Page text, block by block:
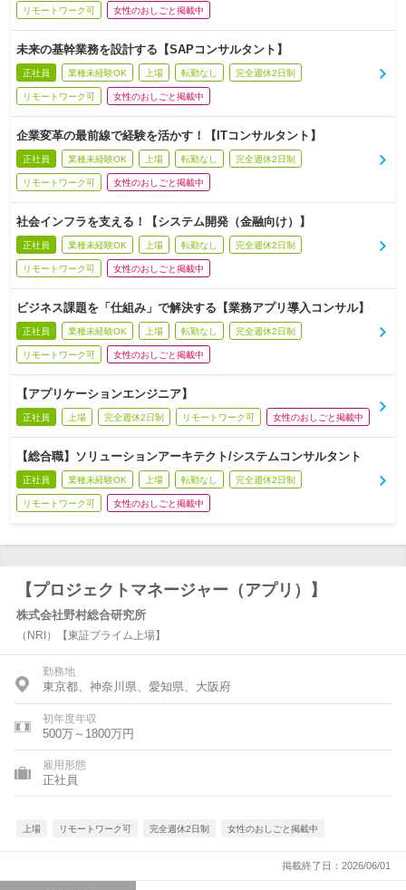
リモートワーク可 女性のおしごと掲載中
未来の基幹業務を設計する【SAPコンサルタント】
正社員 業種未経験OK 上場 転勤なし 完全週休2日制
リモートワーク可 女性のおしごと掲載中
企業変革の最前線で経験を活かす！【ITコンサルタント】
正社員 業種未経験OK 上場 転勤なし 完全週休2日制
リモートワーク可 女性のおしごと掲載中
社会インフラを支える！【システム開発（金融向け）】
正社員 業種未経験OK 上場 転勤なし 完全週休2日制
リモートワーク可 女性のおしごと掲載中
ビジネス課題を「仕組み」で解決する【業務アプリ導入コンサル】
正社員 業種未経験OK 上場 転勤なし 完全週休2日制
リモートワーク可 女性のおしごと掲載中
【アプリケーションエンジニア】
正社員 上場 完全週休2日制 リモートワーク可 女性のおしごと掲載中
【総合職】ソリューションアーキテクト/システムコンサルタント
正社員 業種未経験OK 上場 転勤なし 完全週休2日制
リモートワーク可 女性のおしごと掲載中
【プロジェクトマネージャー（アプリ）】
株式会社野村総合研究所
（NRI）【東証プライム上場】
勤務地
東京都、神奈川県、愛知県、大阪府
初年度年収
500万～1800万円
雇用形態
正社員
上場 リモートワーク可 完全週休2日制 女性のおしごと掲載中
掲載終了日：2026/06/01